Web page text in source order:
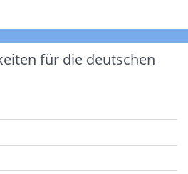
für die deutschen